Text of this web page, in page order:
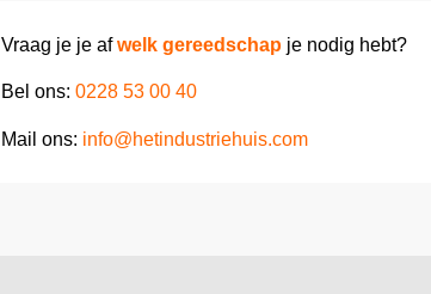
Vraag je je afwelk gereedschapje nodig hebt?
Bel ons: 0228 53 00 40
Mail ons: info@hetindustriehuis.com